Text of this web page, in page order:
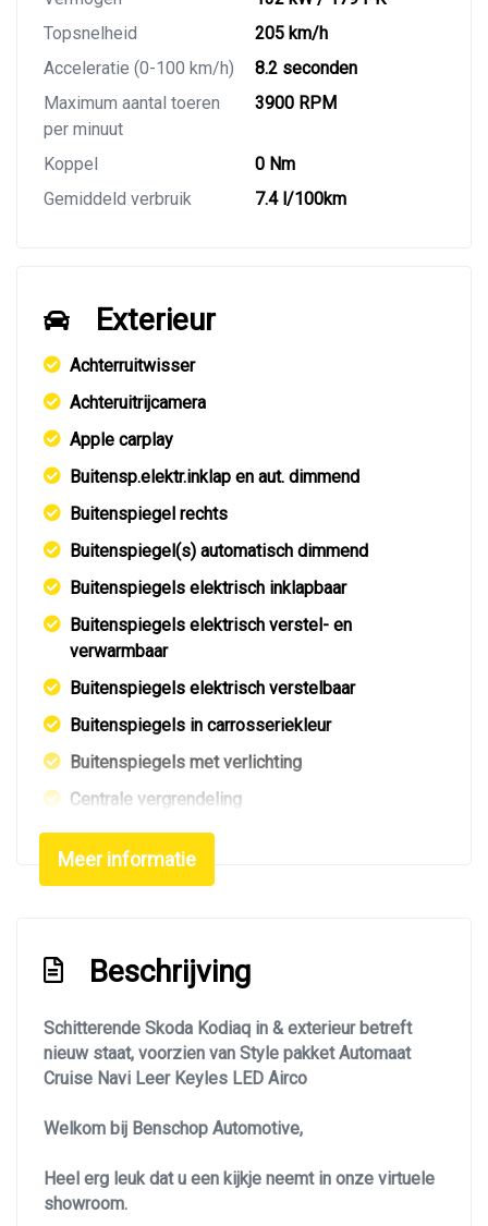
Topsnelheid
205 km/h
Acceleratie (0-100 km/h)
8.2 seconden
Maximum aantal toeren
per minuut
3900 RPM
Koppel
0 Nm
Gemiddeld verbruik
7.4 l/100km
Exterieur
Achterruitwisser
Achteruitrijcamera
Apple carplay
Buitensp.elektr.inklap en aut. dimmend
Buitenspiegel rechts
Buitenspiegel(s) automatisch dimmend
Buitenspiegels elektrisch inklapbaar
Buitenspiegels elektrisch verstel- en
verwarmbaar
Buitenspiegels elektrisch verstelbaar
Buitenspiegels in carrosseriekleur
Buitenspiegels met verlichting
Centrale vergrendeling
Centrale vergrendeling met afstandsbediening
Chroom delen exterieur
Elektrisch bedienbare achterklep
Elektrisch glazen panorama-dak
Extra getint glas achter
Glazen schuifdak
Keyless entry
Koplampen adaptief
Meer informatie
Beschrijving
Schitterende Skoda Kodiaq in & exterieur betreft
nieuw staat, voorzien van Style pakket Automaat
Cruise Navi Leer Keyles LED Airco
Welkom bij Benschop Automotive,
Heel erg leuk dat u een kijkje neemt in onze virtuele
showroom.